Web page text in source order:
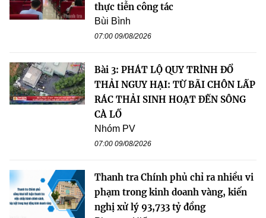
thực tiễn công tác
Bùi Bình
07:00 09/08/2026
Bài 3: PHÁT LỘ QUY TRÌNH ĐỔ
THẢI NGUY HẠI: TỪ BÃI CHÔN LẤP
RÁC THẢI SINH HOẠT ĐẾN SÔNG
CÀ LỒ
Nhóm PV
07:00 09/08/2026
Thanh tra Chính phủ chỉ ra nhiều vi
phạm trong kinh doanh vàng, kiến
nghị xử lý 93,733 tỷ đồng